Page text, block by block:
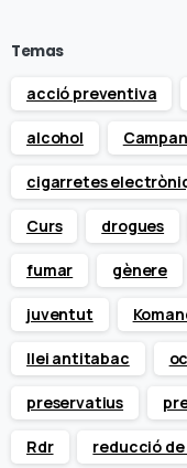
Temas
acció preventiva
alcohol
cigarretes
Curs drogues
fumar gènere
juventut
llei antitabac
preservatius
Rdr reducció